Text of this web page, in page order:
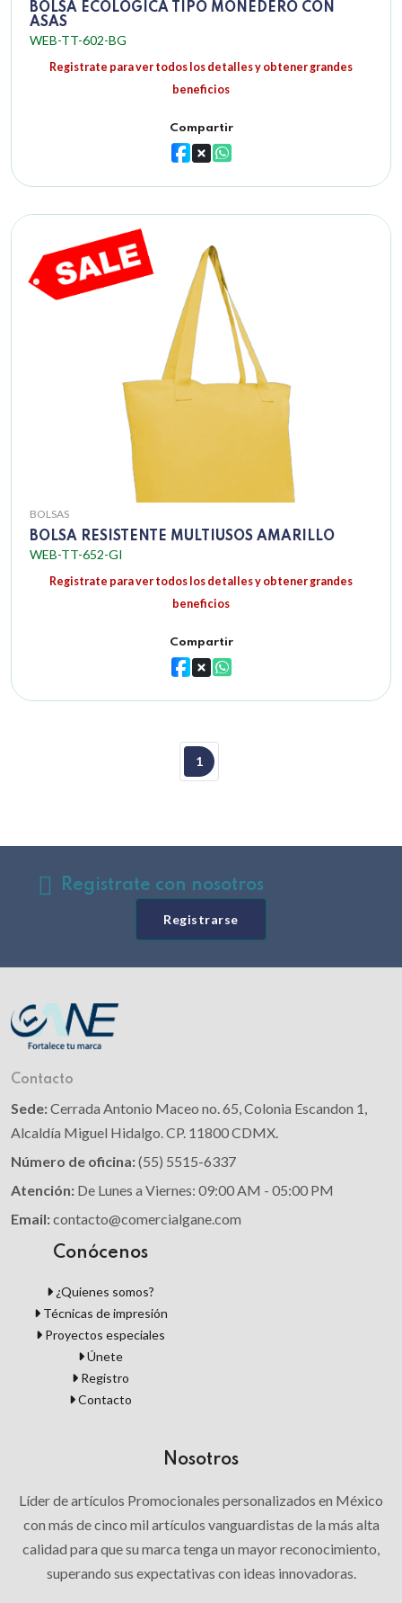
BOLSA ECOLOGICA TIPO MONEDERO CON
ASAS
WEB-TT-602-BG
Registrate para ver todos los detalles y obtener grandes
beneficios
Compartir
BOLSAS
BOLSA RESISTENTE MULTIUSOS AMARILLO
WEB-TT-652-GI
Registrate para ver todos los detalles y obtener grandes
beneficios
Compartir
1
Registrate con nosotros
Registrarse
Contacto
Sede:Cerrada Antonio Maceo no. 65, Colonia Escandon 1,
Alcaldía Miguel Hidalgo. CP. 11800 CDMX.
Número de oficina:(55) 5515-6337
Atención: De Lunes a Viernes: 09:00 AM - 05:00 PM
Email:contacto@comercialgane.com
Conócenos
¿Quienes somos?
Técnicas de impresión
Proyectos especiales
Únete
Registro
Contacto
Nosotros
Líder de artículos Promocionales personalizados en México
con más de cinco mil artículos vanguardistas de la más alta
calidad para que su marca tenga un mayor reconocimiento,
superando sus expectativas con ideas innovadoras.